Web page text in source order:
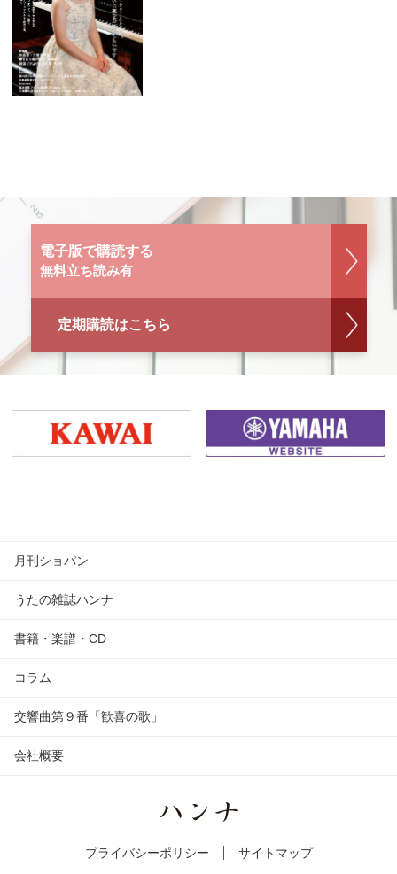
電子版で購読する
無料立ち読み有
定期購読はこちら
月刊ショパン
うたの雑誌ハンナ
書籍・楽譜・CD
コラム
交響曲第９番「歓喜の歌」
会社概要
プライバシーポリシー サイトマップ